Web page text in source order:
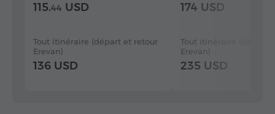
115.44 USD
Tout itinéraire (départ et retour
Erevan)
136 USD
174 USD
Tout itinéraire (départ
Erevan)
235 USD